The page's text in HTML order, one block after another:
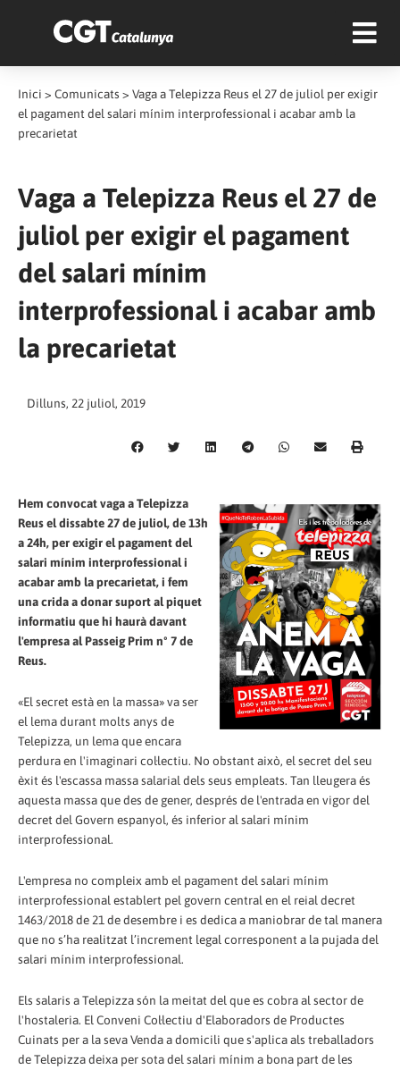
Inici > Comunicats > Vaga a Telepizza Reus el 27 de juliol per exigir
el pagament del salari mínim interprofessional i acabar amb la
precarietat
Vaga a Telepizza Reus el 27 de
juliol per exigir el pagament
del salari mínim
interprofessional i acabar amb
la precarietat
Dilluns, 22 juliol, 2019
Hem convocat vaga a Telepizza
Reus el dissabte 27 de juliol, de 13h
a 24h, per exigir el pagament del
salari mínim interprofessional i
acabar amb la precarietat, i fem
una crida a donar suport al piquet
informatiu que hi haurà davant
l'empresa al Passeig Prim nº 7 de
Reus.
«El secret està en la massa» va ser
el lema durant molts anys de
Telepizza, un lema que encara
perdura en l'imaginari col·lectiu. No obstant això, el secret del seu
èxit és l'escassa massa salarial dels seus empleats. Tan lleugera és
aquesta massa que des de gener, després de l'entrada en vigor del
decret del Govern espanyol, és inferior al salari mínim
interprofessional.
L'empresa no compleix amb el pagament del salari mínim
interprofessional establert pel govern central en el reial decret
1463/2018 de 21 de desembre i es dedica a maniobrar de tal manera
que no s’ha realitzat l’increment legal corresponent a la pujada del
salari mínim interprofessional.
Els salaris a Telepizza són la meitat del que es cobra al sector de
l'hostaleria. El Conveni Col·lectiu d'Elaboradors de Productes
Cuinats per a la seva Venda a domicili que s'aplica als treballadors
de Telepizza deixa per sota del salari mínim a bona part de les